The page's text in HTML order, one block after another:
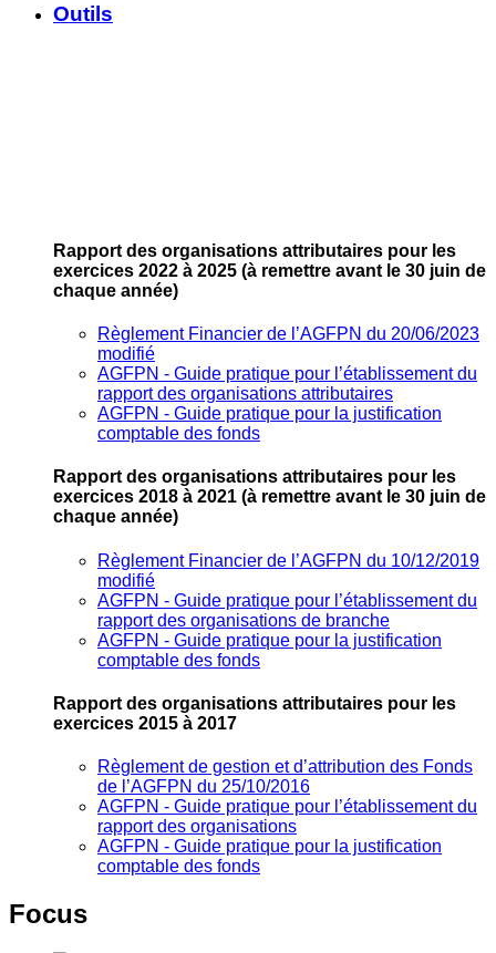
Outils
Rapport des organisations attributaires pour les
exercices 2022 à 2025 (à remettre avant le 30 juin de
chaque année)
Règlement Financier de l’AGFPN du 20/06/2023
modifié
AGFPN ‐ Guide pratique pour l’établissement du
rapport des organisations attributaires
AGFPN ‐ Guide pratique pour la justification
comptable des fonds
Rapport des organisations attributaires pour les
exercices 2018 à 2021 (à remettre avant le 30 juin de
chaque année)
Règlement Financier de l’AGFPN du 10/12/2019
modifié
AGFPN ‐ Guide pratique pour l’établissement du
rapport des organisations de branche
AGFPN ‐ Guide pratique pour la justification
comptable des fonds
Rapport des organisations attributaires pour les
exercices 2015 à 2017
Règlement de gestion et d’attribution des Fonds
de l’AGFPN du 25/10/2016
AGFPN ‐ Guide pratique pour l’établissement du
rapport des organisations
AGFPN ‐ Guide pratique pour la justification
comptable des fonds
Focus